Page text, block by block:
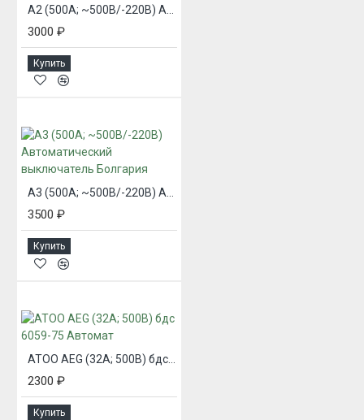
3000 ₽
Купить
A3 (500А; ~500В/-220В) Автоматический выключатель Болгария
3500 ₽
Купить
ATOO AEG (32А; 500В) бдс 6059-75 Автомат
2300 ₽
Купить